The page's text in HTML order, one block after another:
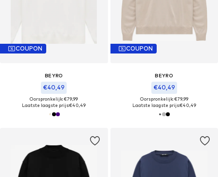
COUPON
BEYRO
€40,49
Oorspronkelijk: €79,99
Laatste laagste prijs:€40,49
COUPON
BEYRO
€40,49
Oorspronkelijk: €79,99
Laatste laagste prijs:€40,49